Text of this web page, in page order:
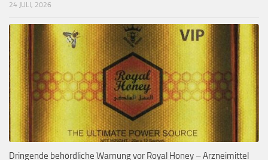
24 JULI, 2026
Dringende behördliche Warnung vor Royal Honey – Arzneimittel